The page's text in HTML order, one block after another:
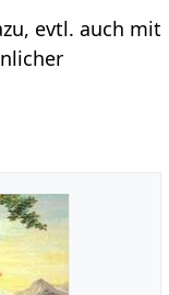
evtl. auch mit